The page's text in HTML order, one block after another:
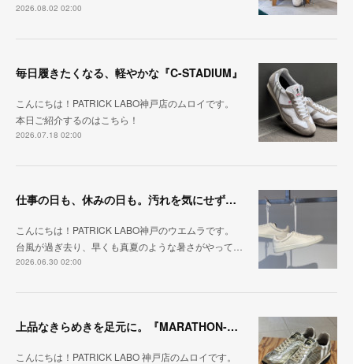
2026.08.02 02:00
毎日履きたくなる、軽やかな『C-STADIUM』
こんにちは！PATRICK LABO神戸店のムロイです。
本日ご紹介するのはこちら！
2026.07.18 02:00
仕事の日も、休みの日も。汚れを気にせず毎日履ける『PUNCH-WP_WHT』
こんにちは！PATRICK LABO神戸のウエムラです。
台風が過ぎ去り、早くも真夏のような暑さがやって…
2026.06.30 02:00
上品なきらめきを足元に。『MARATHON-HAKU』
こんにちは！PATRICK LABO 神戸店のムロイです。